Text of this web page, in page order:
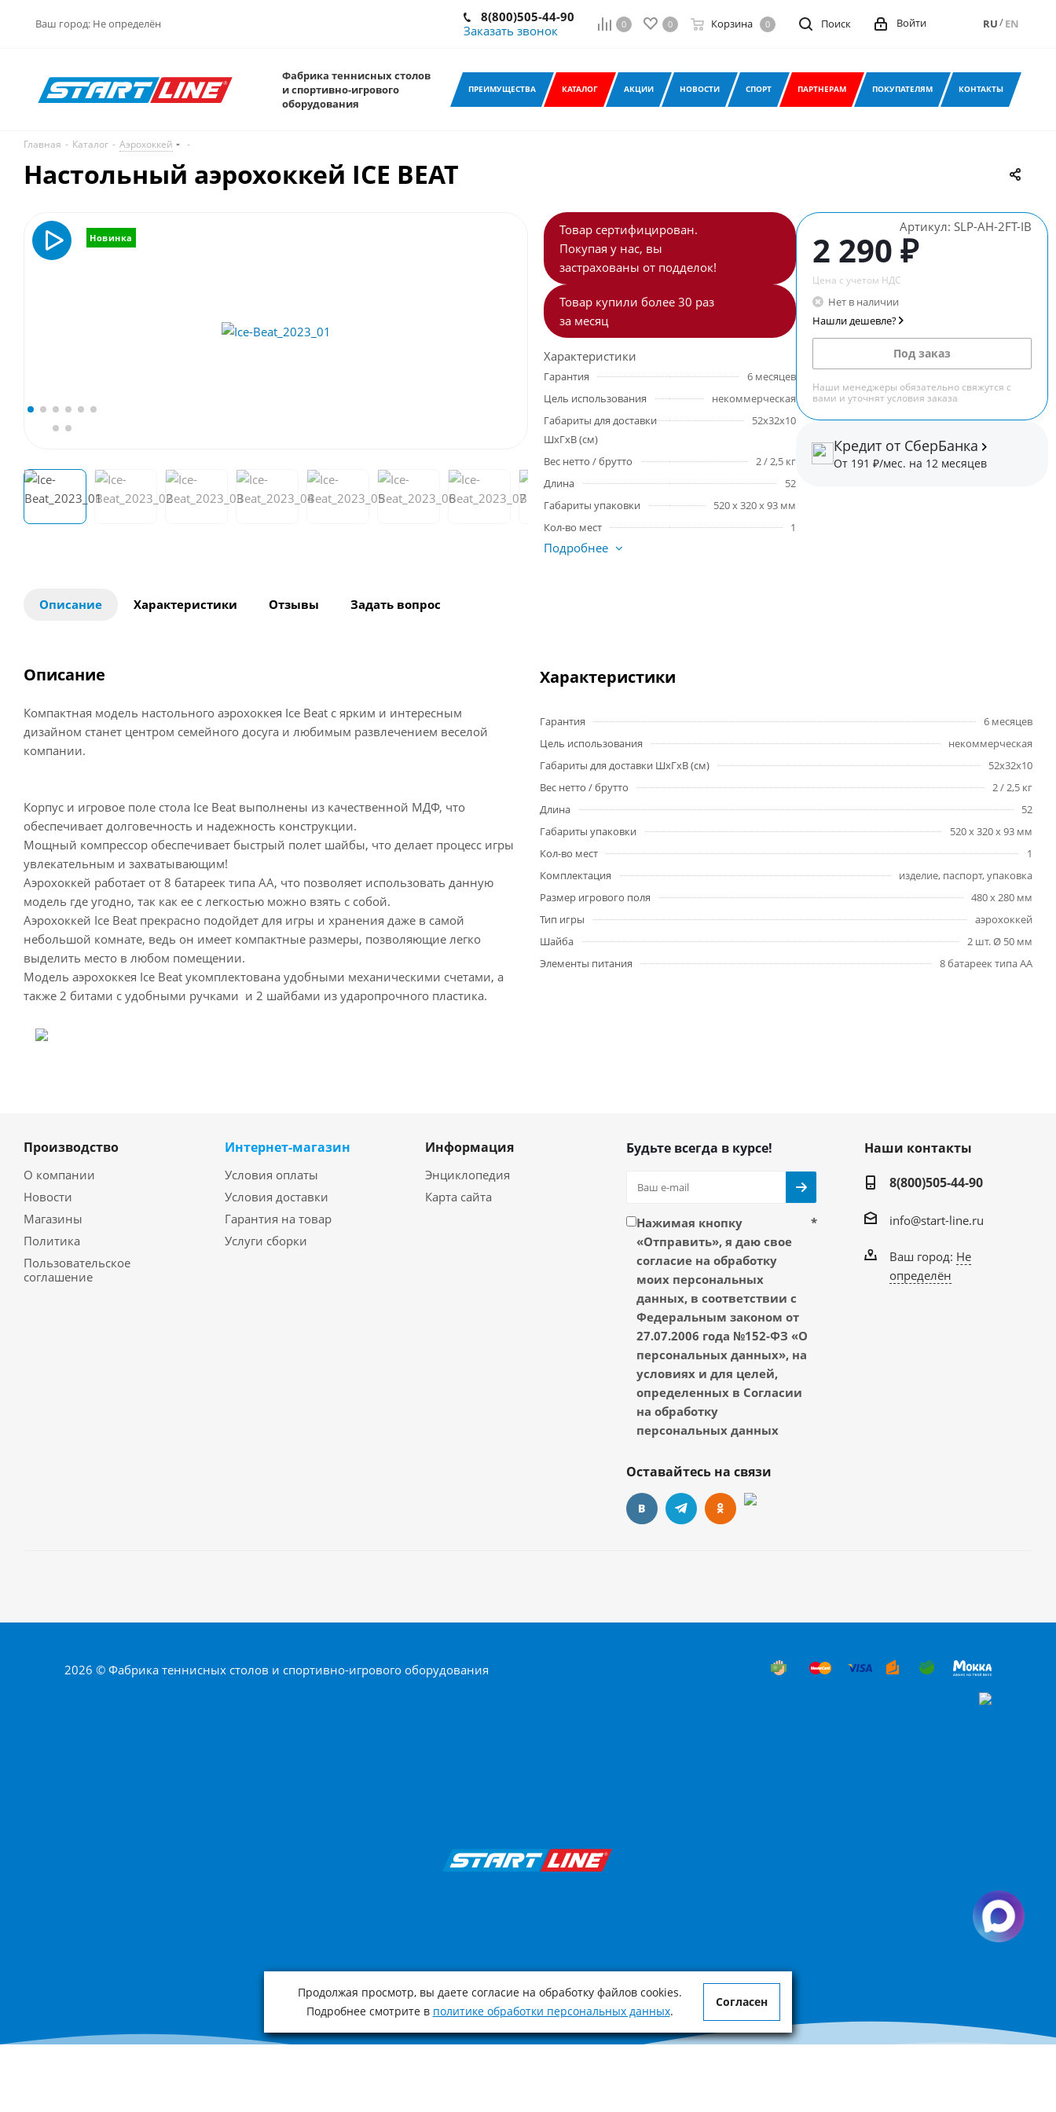
Ваш город: Не определён
8(800)505-44-90
Заказать звонок
0 0 Корзина 0 Поиск Войти RU/EN
Фабрика теннисных столов
и спортивно-игрового
оборудования
ПРЕИМУЩЕСТВА КАТАЛОГ АКЦИИ НОВОСТИ СПОРТ ПАРТНЕРАМ ПОКУПАТЕЛЯМ КОНТАКТЫ
Главная - Каталог - Аэрохоккей -
Настольный аэрохоккей ICE BEAT
Новинка
Товар сертифицирован.
Покупая у нас, вы
застрахованы от подделок!
Товар купили более 30 раз
за месяц
Характеристики
Гарантия
6 месяцев
Цель использования
некоммерческая
Габариты для доставки
ШхГхВ (см)
52х32х10
Вес нетто / брутто
2 / 2,5 кг
Длина
52
Габариты упаковки
520 x 320 x 93 мм
Кол-во мест
1
Подробнее
Артикул: SLP-AH-2FT-IB
2 290 ₽
Цена с учетом НДС
Нет в наличии
Нашли дешевле?
Под заказ
Наши менеджеры обязательно свяжутся с
вами и уточнят условия заказа
Кредит от СберБанка
От 191 ₽/мес. на 12 месяцев
Описание Характеристики Отзывы Задать вопрос
Описание
Компактная модель настольного аэрохоккея Ice Beat с ярким и интересным
дизайном станет центром семейного досуга и любимым развлечением веселой
компании.
Корпус и игровое поле стола Ice Beat выполнены из качественной МДФ, что
обеспечивает долговечность и надежность конструкции.
Мощный компрессор обеспечивает быстрый полет шайбы, что делает процесс игры
увлекательным и захватывающим!
Аэрохоккей работает от 8 батареек типа АА, что позволяет использовать данную
модель где угодно, так как ее с легкостью можно взять с собой.
Аэрохоккей Ice Beat прекрасно подойдет для игры и хранения даже в самой
небольшой комнате, ведь он имеет компактные размеры, позволяющие легко
выделить место в любом помещении.
Модель аэрохоккея Ice Beat укомплектована удобными механическими счетами, а
также 2 битами с удобными ручками и 2 шайбами из ударопрочного пластика.
Характеристики
Гарантия
6 месяцев
Цель использования
некоммерческая
Габариты для доставки ШхГхВ (см)
52х32х10
Вес нетто / брутто
2 / 2,5 кг
Длина
52
Габариты упаковки
520 x 320 x 93 мм
Кол-во мест
1
Комплектация
изделие, паспорт, упаковка
Размер игрового поля
480 х 280 мм
Тип игры
аэрохоккей
Шайба
2 шт. Ø 50 мм
Элементы питания
8 батареек типа АА
Производство
О компании
Новости
Магазины
Политика
Пользовательское
соглашение
Интернет-магазин
Условия оплаты
Условия доставки
Гарантия на товар
Услуги сборки
Информация
Энциклопедия
Карта сайта
Будьте всегда в курсе!
Нажимая кнопку
«Отправить», я даю свое
согласие на обработку
моих персональных
данных, в соответствии с
Федеральным законом от
27.07.2006 года №152-ФЗ «О
персональных данных», на
условиях и для целей,
определенных в Согласии
на обработку
персональных данных
*
Оставайтесь на связи
Наши контакты
8(800)505-44-90
info@start-line.ru
Ваш город: Не
определён
2026 © Фабрика теннисных столов и спортивно-игрового оборудования
Продолжая просмотр, вы даете согласие на обработку файлов cookies.
Подробнее смотрите в политике обработки персональных данных.
Согласен